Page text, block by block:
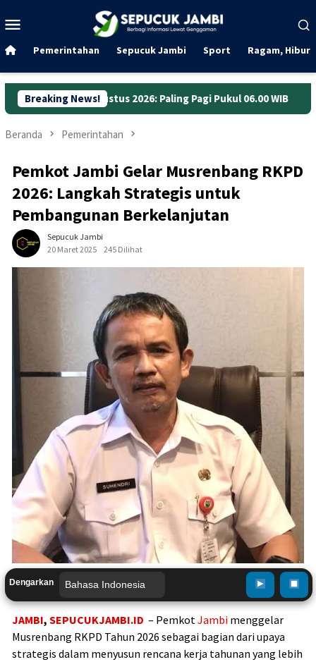
ke
Mobile
Pemerintahan Sepucuk Jambi Sport Ragam,
Breaking News!
2026: Paling Pagi Pukul 06.00 WIB Anggaran Jalan
Beranda Pemerintahan
Pemkot Jambi Gelar Musrenbang RKPD
2026: Langkah Strategis untuk
Pembangunan Berkelanjutan
Sepucuk Jambi
20 Maret 2025
245 Dilihat
Dengarkan
JAMBI, SEPUCUKJAMBI.ID – Pemkot Jambi menggelar
Musrenbang RKPD Tahun 2026 sebagai bagian dari upaya
strategis dalam menyusun rencana kerja tahunan yang lebih